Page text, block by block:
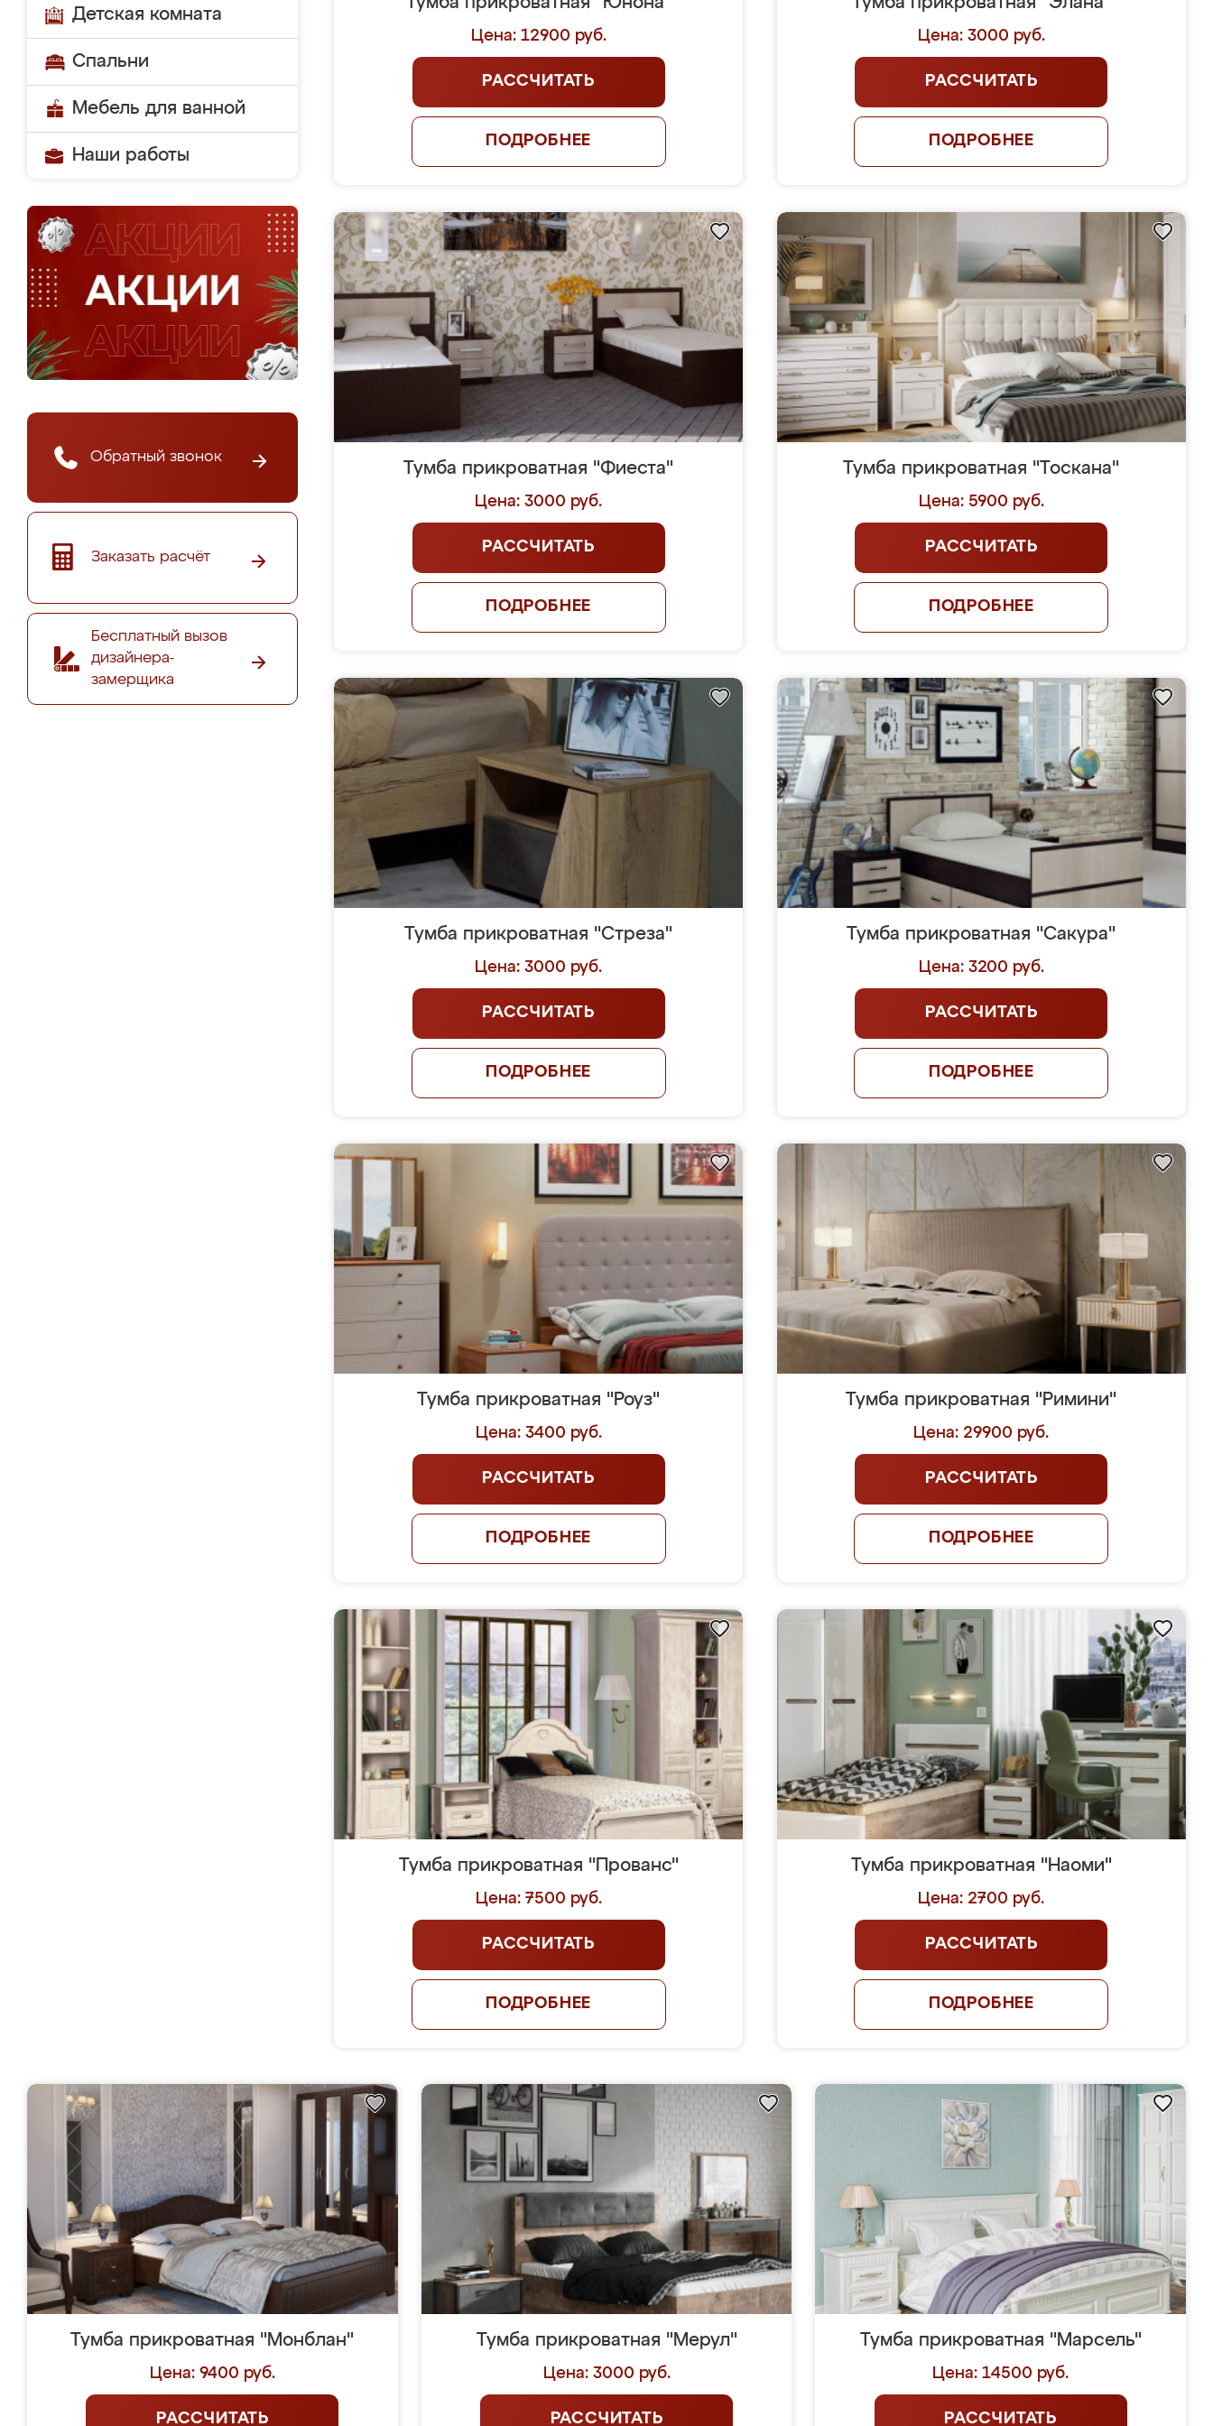
Детская комната
Спальни
Мебель для ванной
Наши работы
Обратный звонок
Заказать расчёт
Бесплатный вызов
дизайнера-
замерщика
Цена: 12900 руб.
РАССЧИТАТЬ
ПОДРОБНЕЕ
Цена: 3000 руб.
РАССЧИТАТЬ
ПОДРОБНЕЕ
Тумба прикроватная "Фиеста"
Цена: 3000 руб.
РАССЧИТАТЬ
ПОДРОБНЕЕ
Тумба прикроватная "Тоскана"
Цена: 5900 руб.
РАССЧИТАТЬ
ПОДРОБНЕЕ
Тумба прикроватная "Стреза"
Цена: 3000 руб.
РАССЧИТАТЬ
ПОДРОБНЕЕ
Тумба прикроватная "Сакура"
Цена: 3200 руб.
РАССЧИТАТЬ
ПОДРОБНЕЕ
Тумба прикроватная "Роуз"
Цена: 3400 руб.
РАССЧИТАТЬ
ПОДРОБНЕЕ
Тумба прикроватная "Римини"
Цена: 29900 руб.
РАССЧИТАТЬ
ПОДРОБНЕЕ
Тумба прикроватная "Прованс"
Цена: 7500 руб.
РАССЧИТАТЬ
ПОДРОБНЕЕ
Тумба прикроватная "Наоми"
Цена: 2700 руб.
РАССЧИТАТЬ
ПОДРОБНЕЕ
Тумба прикроватная "Монблан"
Цена: 9400 руб.
РАССЧИТАТЬ
Тумба прикроватная "Мерул"
Цена: 3000 руб.
РАССЧИТАТЬ
Тумба прикроватная "Марсель"
Цена: 14500 руб.
РАССЧИТАТЬ